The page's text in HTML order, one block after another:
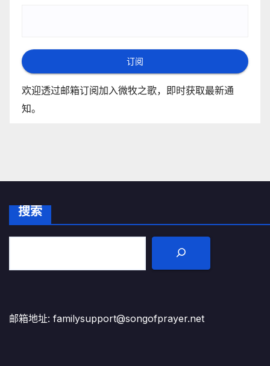
订阅
欢迎透过邮箱订阅加入微牧之歌，即时获取最新通
知。
搜索
邮箱地址: familysupport@songofprayer.net